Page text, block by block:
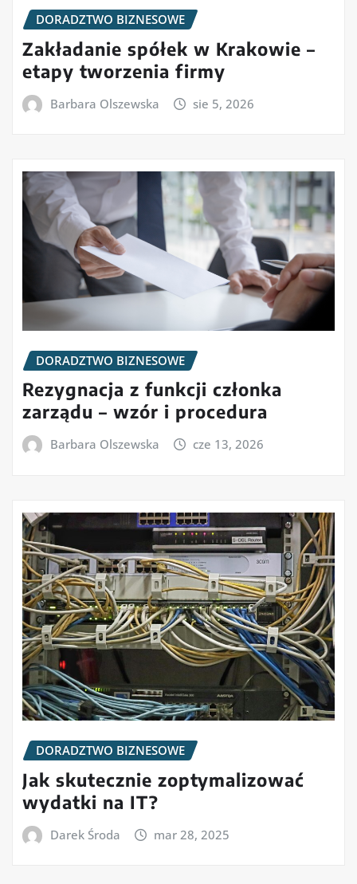
DORADZTWO BIZNESOWE
Zakładanie spółek w Krakowie –
etapy tworzenia firmy
Barbara Olszewska sie 5, 2026
DORADZTWO BIZNESOWE
Rezygnacja z funkcji członka
zarządu – wzór i procedura
Barbara Olszewska cze 13, 2026
DORADZTWO BIZNESOWE
Jak skutecznie zoptymalizować
wydatki na IT?
Darek Środa mar 28, 2025